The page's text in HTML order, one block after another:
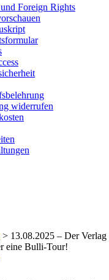
Foreign Rights
widerrufen
> 13.08.2025 – Der
eine Bulli-Tour!